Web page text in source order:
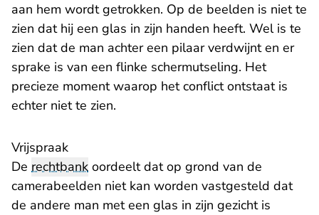
aan hem wordt getrokken. Op de beelden is niet te
zien dat hij een glas in zijn handen heeft. Wel is te
zien dat de man achter een pilaar verdwijnt en er
sprake is van een flinke schermutseling. Het
precieze moment waarop het conflict ontstaat is
echter niet te zien.
Vrijspraak
De rechtbank oordeelt dat op grond van de
camerabeelden niet kan worden vastgesteld dat
de andere man met een glas in zijn gezicht is